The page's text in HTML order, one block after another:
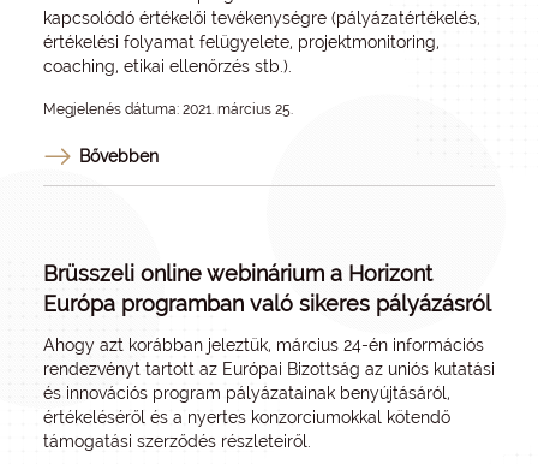
kapcsolódó értékelői tevékenységre (pályázatértékelés,
értékelési folyamat felügyelete, projektmonitoring,
coaching, etikai ellenőrzés stb.).
Megjelenés dátuma: 2021. március 25.
Bővebben
Brüsszeli online webinárium a Horizont
Európa programban való sikeres pályázásról
Ahogy azt korábban jeleztük, március 24-én információs
rendezvényt tartott az Európai Bizottság az uniós kutatási
és innovációs program pályázatainak benyújtásáról,
értékeléséről és a nyertes konzorciumokkal kötendő
támogatási szerződés részleteiről.